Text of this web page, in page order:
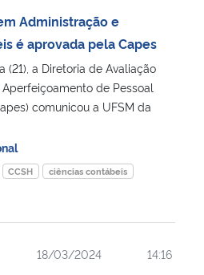
Administração e
é aprovada pela Capes
(21), a Diretoria de Avaliação
de Pessoal
comunicou a UFSM da
CCSH
ciências contábeis
18/03/2024 14:16